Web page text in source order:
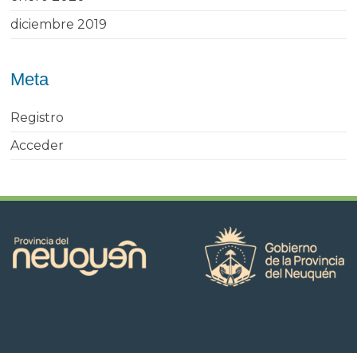
diciembre 2019
Meta
Registro
Acceder